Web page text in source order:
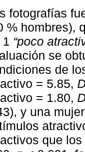
fotografías
% hombres),
1 “poco
se
de
= 5.85,
= 1.80,
y una
que